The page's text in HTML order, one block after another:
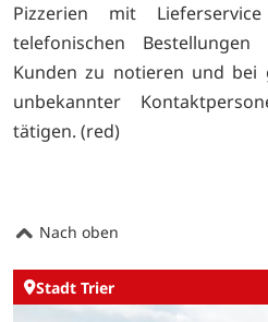
Pizzerien mit
telefonischen
Kunden zu notieren und bei
unbekannter
tätigen. (red)
Nach oben
Stadt Trier